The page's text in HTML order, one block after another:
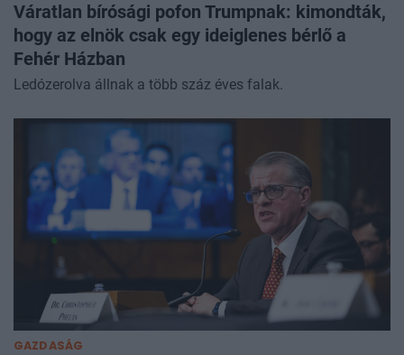
Váratlan bírósági pofon Trumpnak: kimondták,
hogy az elnök csak egy ideiglenes bérlő a
Fehér Házban
Ledózerolva állnak a több száz éves falak.
GAZDASÁG